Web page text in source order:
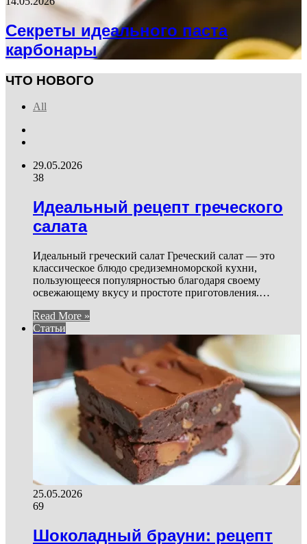
Секреты идеального паста
карбонары
ЧТО НОВОГО
All
29.05.2026
38
Идеальный рецепт греческого
салата
Идеальный греческий салат Греческий салат — это
классическое блюдо средиземноморской кухни,
пользующееся популярностью благодаря своему
освежающему вкусу и простоте приготовления.…
Read More »
Статьи
25.05.2026
69
Шоколадный брауни: рецепт